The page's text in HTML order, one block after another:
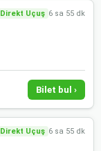
Direkt Uçuş 6 sa 55 dk
Bilet bul ›
Direkt Uçuş 6 sa 55 dk